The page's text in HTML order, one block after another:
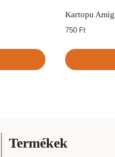
Kartopu
750 Ft
Termékek